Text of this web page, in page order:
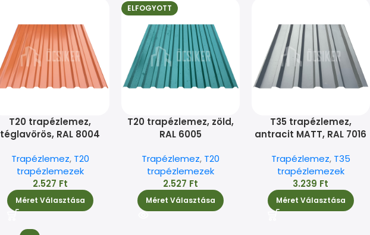
T20 trapézlemez,
téglavörös, RAL 8004
Trapézlemez, T20
trapézlemezek
2.527 Ft
Méret Választása
ELFOGYOTT
T20 trapézlemez, zöld,
RAL 6005
Trapézlemez, T20
trapézlemezek
2.527 Ft
Méret Választása
T35 trapézlemez,
antracit MATT, RAL 7016
Trapézlemez, T35
trapézlemezek
3.239 Ft
Méret Választása